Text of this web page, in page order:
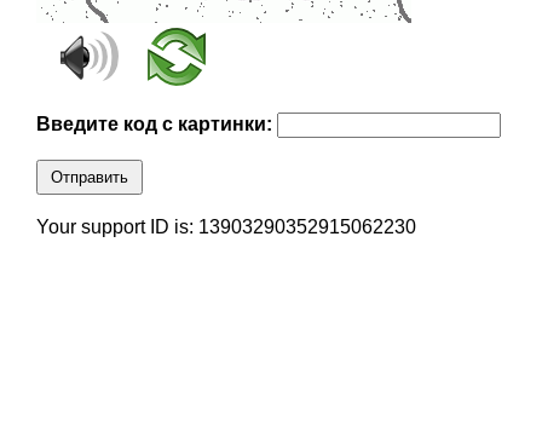
Введите код с картинки:
Отправить
Your support ID is: 13903290352915062230